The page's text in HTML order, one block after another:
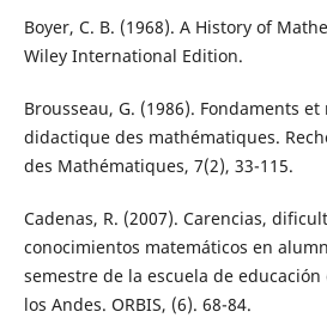
Boyer, C. B. (1968). A History of
Wiley International Edition.
Brousseau, G. (1986). Fondaments
didactique des mathématiques.
des Mathématiques, 7(2), 33-115.
Cadenas, R. (2007). Carencias,
conocimientos matemáticos en
semestre de la escuela de
los Andes. ORBIS, (6). 68-84.